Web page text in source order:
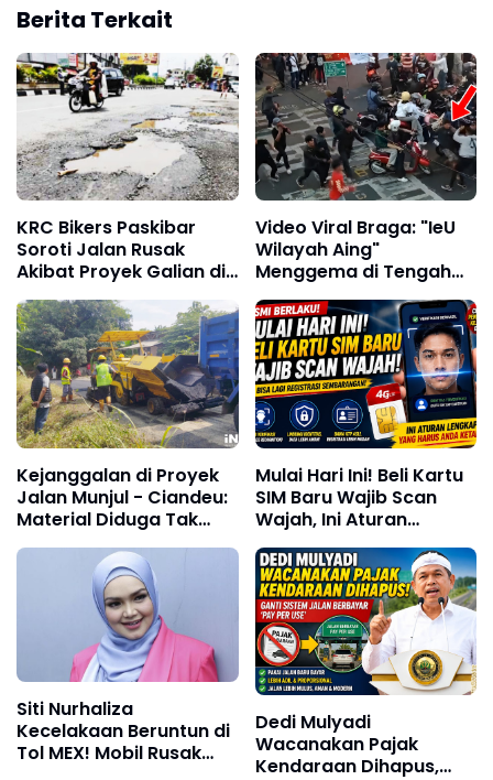
Berita Terkait
KRC Bikers Paskibar
Soroti Jalan Rusak
Akibat Proyek Galian di
Kota Bandung
Video Viral Braga: "IeU
Wilayah Aing"
Menggema di Tengah
Dugaan Kericuhan
Antar Kelompok
Kejanggalan di Proyek
Jalan Munjul - Ciandeu:
Material Diduga Tak
Mulai Hari Ini! Beli Kartu
SIM Baru Wajib Scan
Wajah, Ini Aturan
Diketahui
Siti Nurhaliza
Kecelakaan Beruntun di
Tol MEX! Mobil Rusak
Dedi Mulyadi
Wacanakan Pajak
Kendaraan Dihapus,